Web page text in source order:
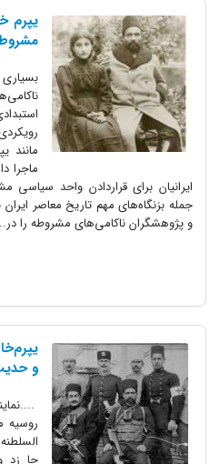
یپرم
مانند
ماجرا
ایرانیان برای قراردادن واحد سیاسی
جمله بزنگاه‌های مهم تاریخ معاصر ایران
و پژوهشگران ناکامی‌های مشروطه را در...
و حدیث
روسیه
جا زد